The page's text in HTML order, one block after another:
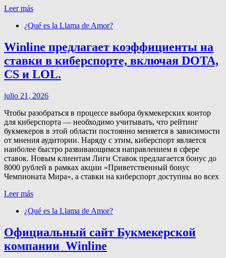
Leer más
¿Qué es la Llama de Amor?
Winline предлагает коэффициенты на
ставки в киберспорте, включая DOTA,
CS и LOL.
julio 21, 2026
Чтобы разобраться в процессе выбора букмекерских контор
для киберспорта — необходимо учитывать, что рейтинг
букмекеров в этой области постоянно меняется в зависимости
от мнения аудитории. Наряду с этим, киберспорт является
наиболее быстро развивающимся направлением в сфере
ставок. Новым клиентам Лиги Ставок предлагается бонус до
8000 рублей в рамках акции «Приветственный бонус
Чемпионата Мира», а ставки на киберспорт доступны во всех
Leer más
¿Qué es la Llama de Amor?
Официальный сайт Букмекерской
компании ️ Winline